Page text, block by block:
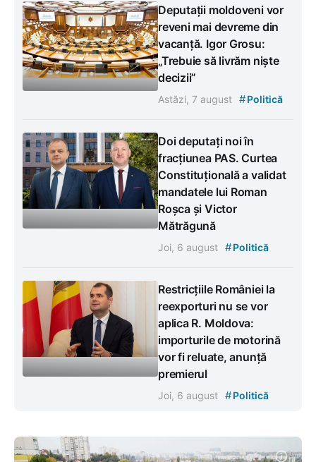
Deputații moldoveni vor
reveni mai devreme din
vacanță. Igor Grosu:
„Trebuie să livrăm niște
decizii”
Astăzi, 7 august #Politică
Doi deputați noi în
fracțiunea PAS. Curtea
Constituțională a validat
mandatele lui Roman
Roșca și Victor
Mătrăgună
Joi, 6 august #Politică
Restricțiile României la
reexporturi nu se vor
aplica R. Moldova:
importurile de motorină
vor fi reluate, anunță
premierul
Joi, 6 august #Politică